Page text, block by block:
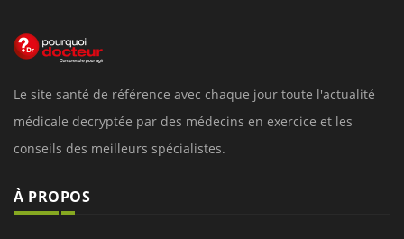
Le site santé de référence avec chaque jour toute l'actualité
médicale decryptée par des médecins en exercice et les
conseils des meilleurs spécialistes.
À PROPOS